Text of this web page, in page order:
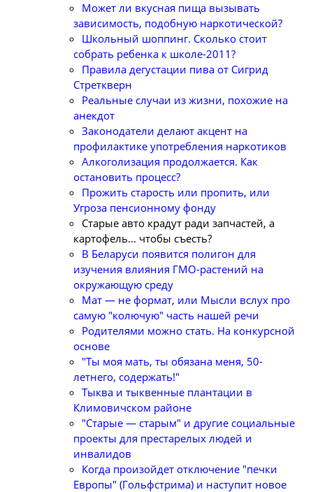
Может ли вкусная пища вызывать
зависимость, подобную наркотической?
Школьный шоппинг. Сколько стоит
собрать ребенка к школе-2011?
Правила дегустации пива от Сигрид
Стреткверн
Реальные случаи из жизни, похожие на
анекдот
Законодатели делают акцент на
профилактике употребления наркотиков
Алкоголизация продолжается. Как
остановить процесс?
Прожить старость или пропить, или
Угроза пенсионному фонду
Старые авто крадут ради запчастей, а
картофель... чтобы съесть?
В Беларуси появится полигон для
изучения влияния ГМО-растений на
окружающую среду
Мат — не формат, или Мысли вслух про
самую "колючую" часть нашей речи
Родителями можно стать. На конкурсной
основе
"Ты моя мать, ты обязана меня, 50-
летнего, содержать!"
Тыква и тыквенные плантации в
Климовичском районе
"Старые — старым" и другие социальные
проекты для престарелых людей и
инвалидов
Когда произойдет отключение "печки
Европы" (Гольфстрима) и наступит новое